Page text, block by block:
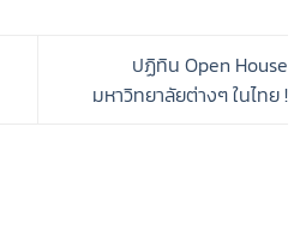
ปฏิทิน Open House
มหาวิทยาลัยต่างๆ ในไทย !